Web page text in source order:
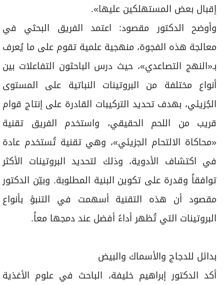
إقبال بعض المستهلكين عليها».
وأوضح الدكتور مقصود: اعتمد الفريق البحثي في
معالجة هذه الفجوة، منهجية علمية تقوم على ما يُعرف
بـ«النهج التصاعدي»، حيث درس الباحثون التفاعلات بين
أنواع مختلفة من البروتينات النباتية على المستوى
الجُزيئي، بهدف تحديد التركيبات القادرة على إنتاج قوام
قريب من اللحم الحقيقي، واستخدم الفريق تقنية
«محاكاة الالتحام الجزيئي»، وهي تقنية تُستخدم عادة
في اكتشاف الأدوية، وذلك لتحديد البروتينات الأكثر
توافقاً وقدرة على تكوين البنية المطلوبة. وبيّن الدكتور
مقصود أن هذه التقنية أسهمت في التنبؤ بأنواع
البروتينات التي تُظهر أداءً أفضل عند دمجها معاً.
بدائل للدجاج والأسماك والبيض
أكد الدكتور إبراهيم خليفة، الباحث في علوم الأغذية